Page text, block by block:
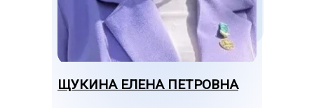
ЩУКИНА ЕЛЕНА ПЕТРОВНА